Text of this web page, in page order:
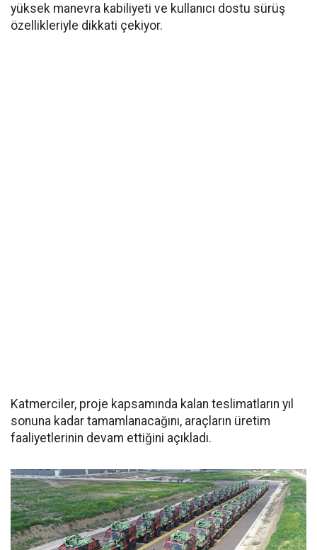
yüksek manevra kabiliyeti ve kullanıcı dostu sürüş
özellikleriyle dikkati çekiyor.
Katmerciler, proje kapsamında kalan teslimatların yıl
sonuna kadar tamamlanacağını, araçların üretim
faaliyetlerinin devam ettiğini açıkladı.